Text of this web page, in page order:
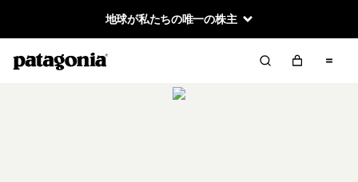
地球が私たちの唯一の株主